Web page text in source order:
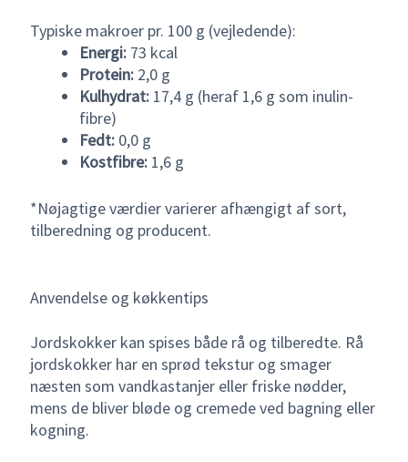
Typiske makroer pr. 100 g (vejledende):
Energi:73 kcal
Protein:2,0 g
Kulhydrat:17,4 g (heraf 1,6 g som inulin-
fibre)
Fedt:0,0 g
Kostfibre:1,6 g
*Nøjagtige værdier varierer afhængigt af sort,
tilberedning og producent.
Anvendelse og køkkentips
Jordskokker kan spises både rå og tilberedte. Rå
jordskokker har en sprød tekstur og smager
næsten som vandkastanjer eller friske nødder,
mens de bliver bløde og cremede ved bagning eller
kogning.